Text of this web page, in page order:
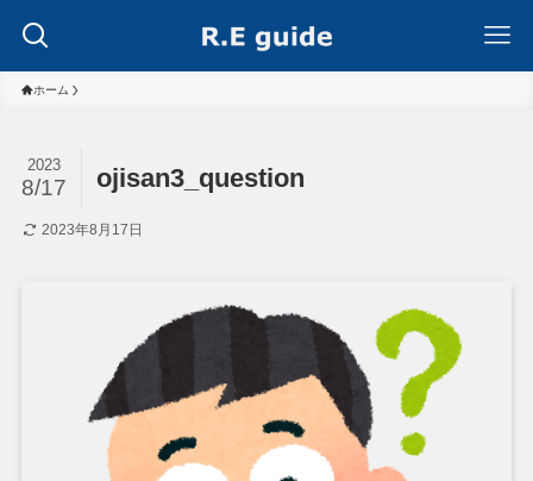
ホーム
ojisan3_question
2023
8/17
2023年8月17日